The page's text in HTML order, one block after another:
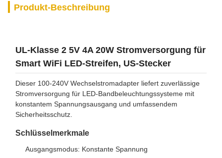
Produkt-Beschreibung
UL-Klasse 2 5V 4A 20W Stromversorgung für
Smart WiFi LED-Streifen, US-Stecker
Dieser 100-240V Wechselstromadapter liefert zuverlässige
Stromversorgung für LED-Bandbeleuchtungssysteme mit
konstantem Spannungsausgang und umfassendem
Sicherheitsschutz.
Schlüsselmerkmale
Ausgangsmodus: Konstante Spannung